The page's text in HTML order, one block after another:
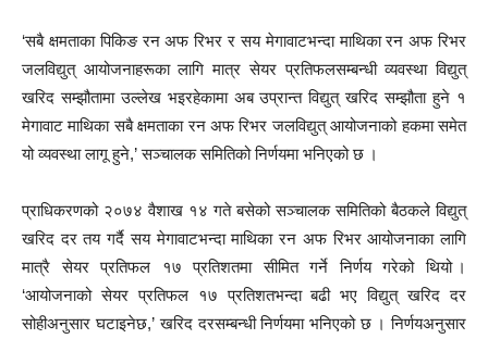
‘सबै क्षमताका पिकिङ रन अफ रिभर र सय मेगावाटभन्दा माथिका रन अफ रिभर
जलविद्युत् आयोजनाहरूका लागि मात्र सेयर प्रतिफलसम्बन्धी व्यवस्था विद्युत्
खरिद सम्झौतामा उल्लेख भइरहेकामा अब उप्रान्त विद्युत् खरिद सम्झौता हुने १
मेगावाट माथिका सबै क्षमताका रन अफ रिभर जलविद्युत् आयोजनाको हकमा समेत
यो व्यवस्था लागू हुने,’ सञ्चालक समितिको निर्णयमा भनिएको छ ।
प्राधिकरणको २०७४ वैशाख १४ गते बसेको सञ्चालक समितिको बैठकले विद्युत्
खरिद दर तय गर्दै सय मेगावाटभन्दा माथिका रन अफ रिभर आयोजनाका लागि
मात्रै सेयर प्रतिफल १७ प्रतिशतमा सीमित गर्ने निर्णय गरेको थियो ।
‘आयोजनाको सेयर प्रतिफल १७ प्रतिशतभन्दा बढी भए विद्युत् खरिद दर
सोहीअनुसार घटाइनेछ,’ खरिद दरसम्बन्धी निर्णयमा भनिएको छ । निर्णयअनुसार